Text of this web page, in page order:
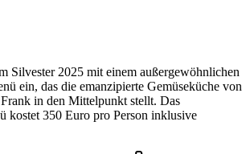
Silvester 2025 mit einem außergewöhnlichen
ein, das die emanzipierte Gemüseküche von
in den Mittelpunkt stellt. Das
kostet 350 Euro pro Person inklusive